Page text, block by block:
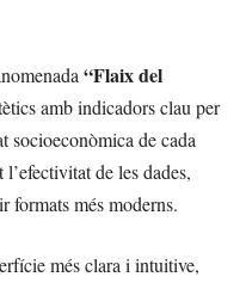
“Flaix del
amb indicadors clau per
socioeconòmica de cada
de les dades,
formats més moderns.
més clara i intuitive,